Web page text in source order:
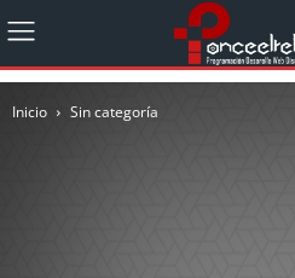
Inicio Sin categoría